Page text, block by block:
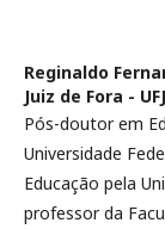
Reginaldo
Juiz de Fora -
Pós-doutor em
Universidade
Educação pela
professor da